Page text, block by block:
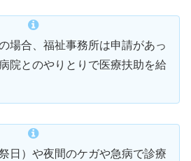
場合、福祉事務所は申請があっ
院とのやりとりで医療扶助を給
日）や夜間のケガや急病で診療